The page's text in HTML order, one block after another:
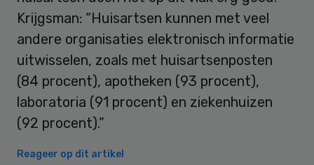
Krijgsman: “Huisartsen kunnen met veel
andere organisaties elektronisch informatie
uitwisselen, zoals met huisartsenposten
(84 procent), apotheken (93 procent),
laboratoria (91 procent) en ziekenhuizen
(92 procent).”
Reageer op dit artikel